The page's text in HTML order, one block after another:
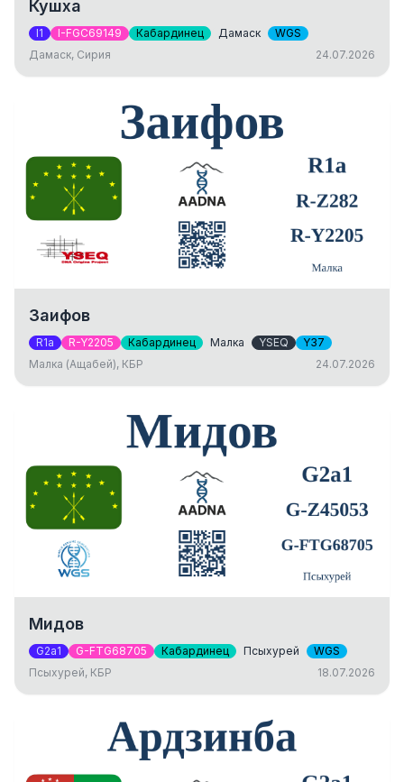
Кушха
I1 I-FGC69149 Кабардинец Дамаск
WGS
Дамаск, Сирия
24.07.2026
Заифов
R1a R-Y2205 Кабардинец Малка YSEQ
Y37
Малка (Ащабей), КБР
24.07.2026
Мидов
G2a1 G-FTG68705 Кабардинец Псыхурей
WGS
Псыхурей, КБР
18.07.2026